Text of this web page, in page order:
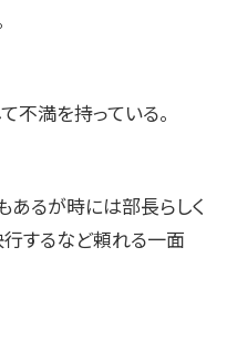
不満を持っている。
あるが時には部長らしく
行するなど頼れる一面